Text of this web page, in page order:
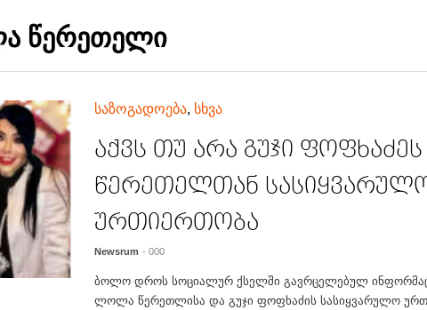
წერეთელი
საზოგადოება, სხვა
აქვს თუ არა გუჯი
წერეთელთან
ურთიერთობა
Newsrum - 000
ბოლო დროს სოციალურ ქსელში გავრცელებულ
ლოლა წერეთლისა და გუჯი ფოფხაძის სასიყვარულო